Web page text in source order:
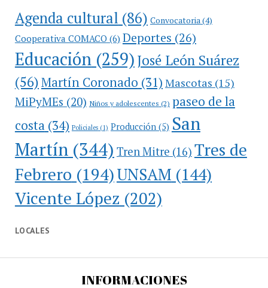
Agenda cultural (86) Convocatoria (4)
Cooperativa COMACO(6) Deportes (26)
Educación(259)José León Suárez
(56)Martín Coronado (31) Mascotas (15)
MiPyMEs (20) Niños y adolescentes (2) paseo de la
costa(34) Policiales(1) Producción(5) San
Martín(344) Tren Mitre (16) Tres de
Febrero (194)UNSAM (144)
Vicente López (202)
LOCALES
INFORMACIONES